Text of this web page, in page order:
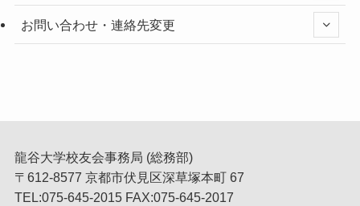
お問い合わせ・連絡先変更
龍谷大学校友会事務局 (総務部)
〒612-8577 京都市伏見区深草塚本町 67
TEL:075-645-2015 FAX:075-645-2017